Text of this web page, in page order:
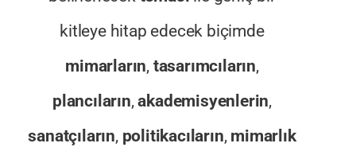
kitleye hitap edecek biçimde
mimarların, tasarımcıların,
plancıların,akademisyenlerin,
sanatçıların, politikacıların, mimarlık